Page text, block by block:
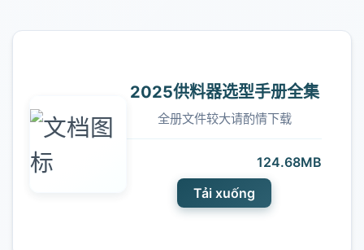
2025供料器选型手册全集
全册文件较大请酌情下载
124.68MB
Tải xuống